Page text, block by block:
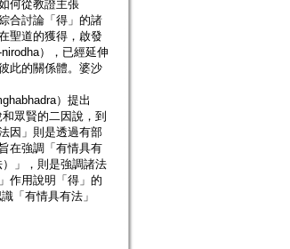
何從教證主張
合討論「得」的諸
聖道的獲得，啟發
），已經延伸
此的關係體。婆沙
）提出
眾賢的二因說，到
因」則是透過有部
在強調「有情具有
」，則是強調諸法
作用說明「得」的
「有情具有法」